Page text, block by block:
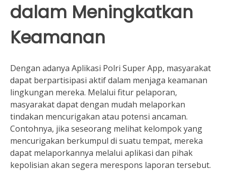
dalam Meningkatkan
Keamanan
Dengan adanya Aplikasi Polri Super App, masyarakat
dapat berpartisipasi aktif dalam menjaga keamanan
lingkungan mereka. Melalui fitur pelaporan,
masyarakat dapat dengan mudah melaporkan
tindakan mencurigakan atau potensi ancaman.
Contohnya, jika seseorang melihat kelompok yang
mencurigakan berkumpul di suatu tempat, mereka
dapat melaporkannya melalui aplikasi dan pihak
kepolisian akan segera merespons laporan tersebut.